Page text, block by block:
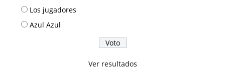
Los jugadores
Azul Azul
Ver resultados